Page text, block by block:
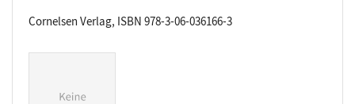
Cornelsen Verlag, ISBN 978-3-06-036166-3